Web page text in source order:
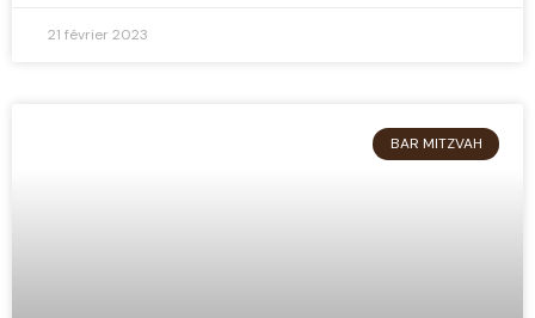
21 février 2023
BAR MITZVAH